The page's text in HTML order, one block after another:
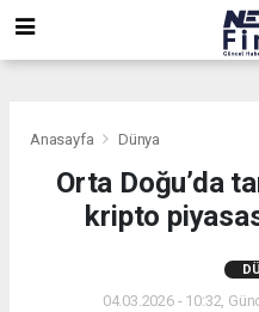
Anasayfa Dünya
Orta Doğu’da
kripto
04.03.2026 - 10:32,